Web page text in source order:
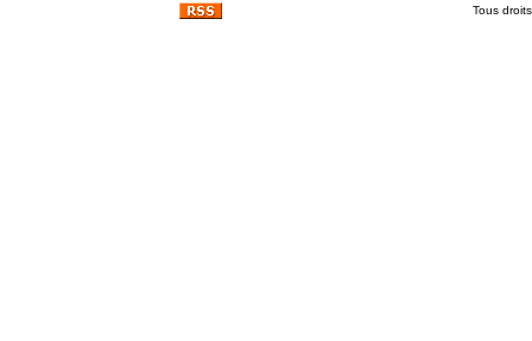
Tous